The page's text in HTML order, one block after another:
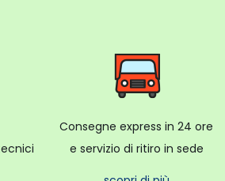
Consegne express in 24 ore
e servizio di ritiro in sede